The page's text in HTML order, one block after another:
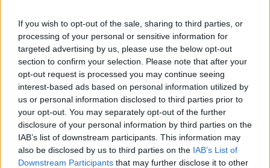
If you wish to opt-out of the sale, sharing to third parties, or
processing of your personal or sensitive information for
targeted advertising by us, please use the below opt-out
section to confirm your selection. Please note that after your
opt-out request is processed you may continue seeing
interest-based ads based on personal information utilized by
us or personal information disclosed to third parties prior to
your opt-out. You may separately opt-out of the further
disclosure of your personal information by third parties on the
IAB’s list of downstream participants. This information may
also be disclosed by us to third parties on the IAB’s List of
Downstream Participants that may further disclose it to other
Látványos építési szakasz indult be a
Flórián téri felüljárón
AJÁNLJUK MÉG